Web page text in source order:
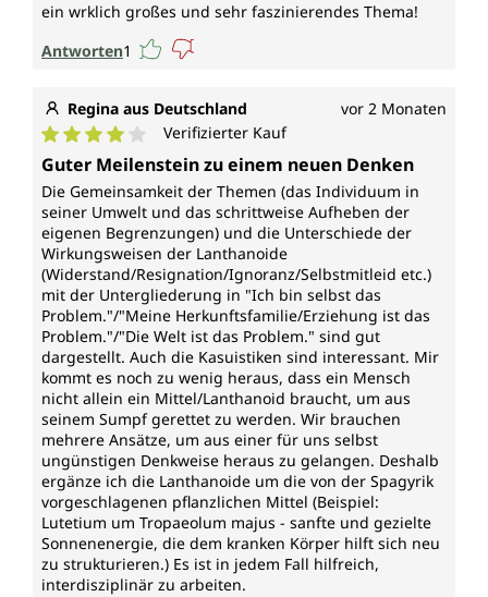
ein wrklich großes und sehr faszinierendes Thema!
Antworten1
Regina aus Deutschland vor 2 Monaten
Durchschnittliche Bewertung von 4 von 5 Sternen
Verifizierter Kauf
Guter Meilenstein zu einem neuen Denken
Die Gemeinsamkeit der Themen (das Individuum in
seiner Umwelt und das schrittweise Aufheben der
eigenen Begrenzungen) und die Unterschiede der
Wirkungsweisen der Lanthanoide
(Widerstand/Resignation/Ignoranz/Selbstmitleid etc.)
mit der Untergliederung in "Ich bin selbst das
Problem."/"Meine Herkunftsfamilie/Erziehung ist das
Problem."/"Die Welt ist das Problem." sind gut
dargestellt. Auch die Kasuistiken sind interessant. Mir
kommt es noch zu wenig heraus, dass ein Mensch
nicht allein ein Mittel/Lanthanoid braucht, um aus
seinem Sumpf gerettet zu werden. Wir brauchen
mehrere Ansätze, um aus einer für uns selbst
ungünstigen Denkweise heraus zu gelangen. Deshalb
ergänze ich die Lanthanoide um die von der Spagyrik
vorgeschlagenen pflanzlichen Mittel (Beispiel:
Lutetium um Tropaeolum majus - sanfte und gezielte
Sonnenenergie, die dem kranken Körper hilft sich neu
zu strukturieren.) Es ist in jedem Fall hilfreich,
interdisziplinär zu arbeiten.